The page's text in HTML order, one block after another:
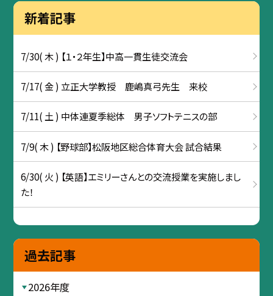
新着記事
7/30( 木 ) 【１・２年生】中高一貫生徒交流会
7/17( 金 ) 立正大学教授 鹿嶋真弓先生 来校
7/11( 土 ) 中体連夏季総体 男子ソフトテニスの部
7/9( 木 ) 【野球部】松阪地区総合体育大会 試合結果
6/30( 火 ) 【英語】エミリーさんとの交流授業を実施しまし
た！
過去記事
2026年度